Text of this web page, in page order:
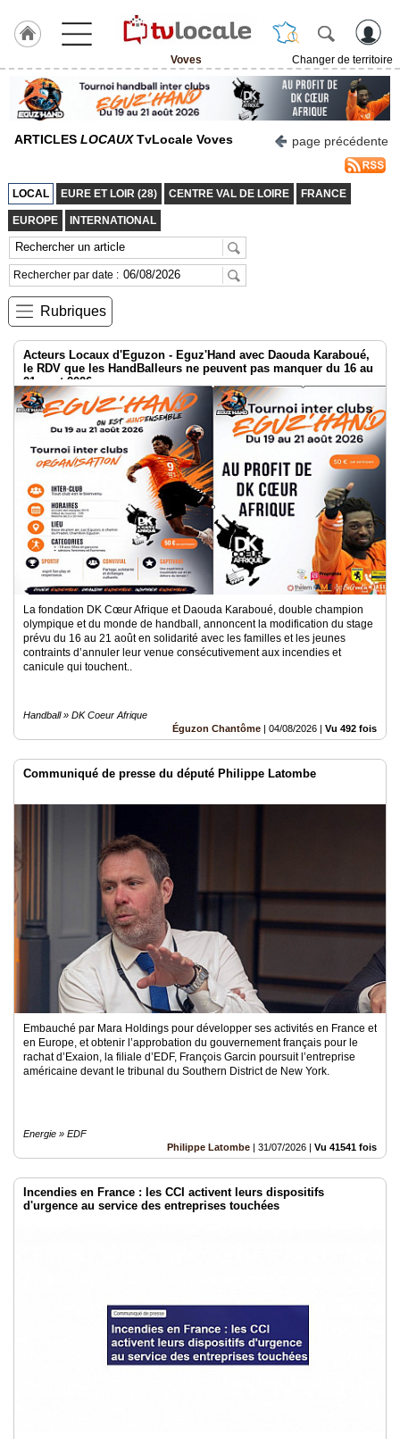
Voves
Changer de territoire
J'adhère
Hulcoq
ACCUEIL
TvLocale
France
Accueil
RUBRIQUES
Gazette
Vidéos
groupe
Blogs
Prémium
Inscription
annuaire
éditeur
ARTICLES LOCAUXTvLocale Voves page précédente
LOCAL EURE ET LOIR (28) CENTRE VAL DE LOIRE FRANCE
EUROPE INTERNATIONAL
Rechercher par date :
Rubriques
Acteurs Locaux d'Eguzon - Eguz'Hand avec Daouda Karaboué,
le RDV que les HandBalleurs ne peuvent pas manquer du 16 au
21 aout 2026
La fondation DK Cœur Afrique et Daouda Karaboué, double champion
olympique et du monde de handball, annoncent la modification du stage
prévu du 16 au 21 août en solidarité avec les familles et les jeunes
contraints d’annuler leur venue consécutivement aux incendies et
canicule qui touchent..
Handball » DK Coeur Afrique
Éguzon Chantôme | 04/08/2026 | Vu 492 fois
Communiqué de presse du député Philippe Latombe
Embauché par Mara Holdings pour développer ses activités en France et
en Europe, et obtenir l’approbation du gouvernement français pour le
rachat d’Exaion, la filiale d’EDF, François Garcin poursuit l’entreprise
américaine devant le tribunal du Southern District de New York.
Energie » EDF
Philippe Latombe | 31/07/2026 | Vu 41541 fois
Incendies en France : les CCI activent leurs dispositifs
d'urgence au service des entreprises touchées